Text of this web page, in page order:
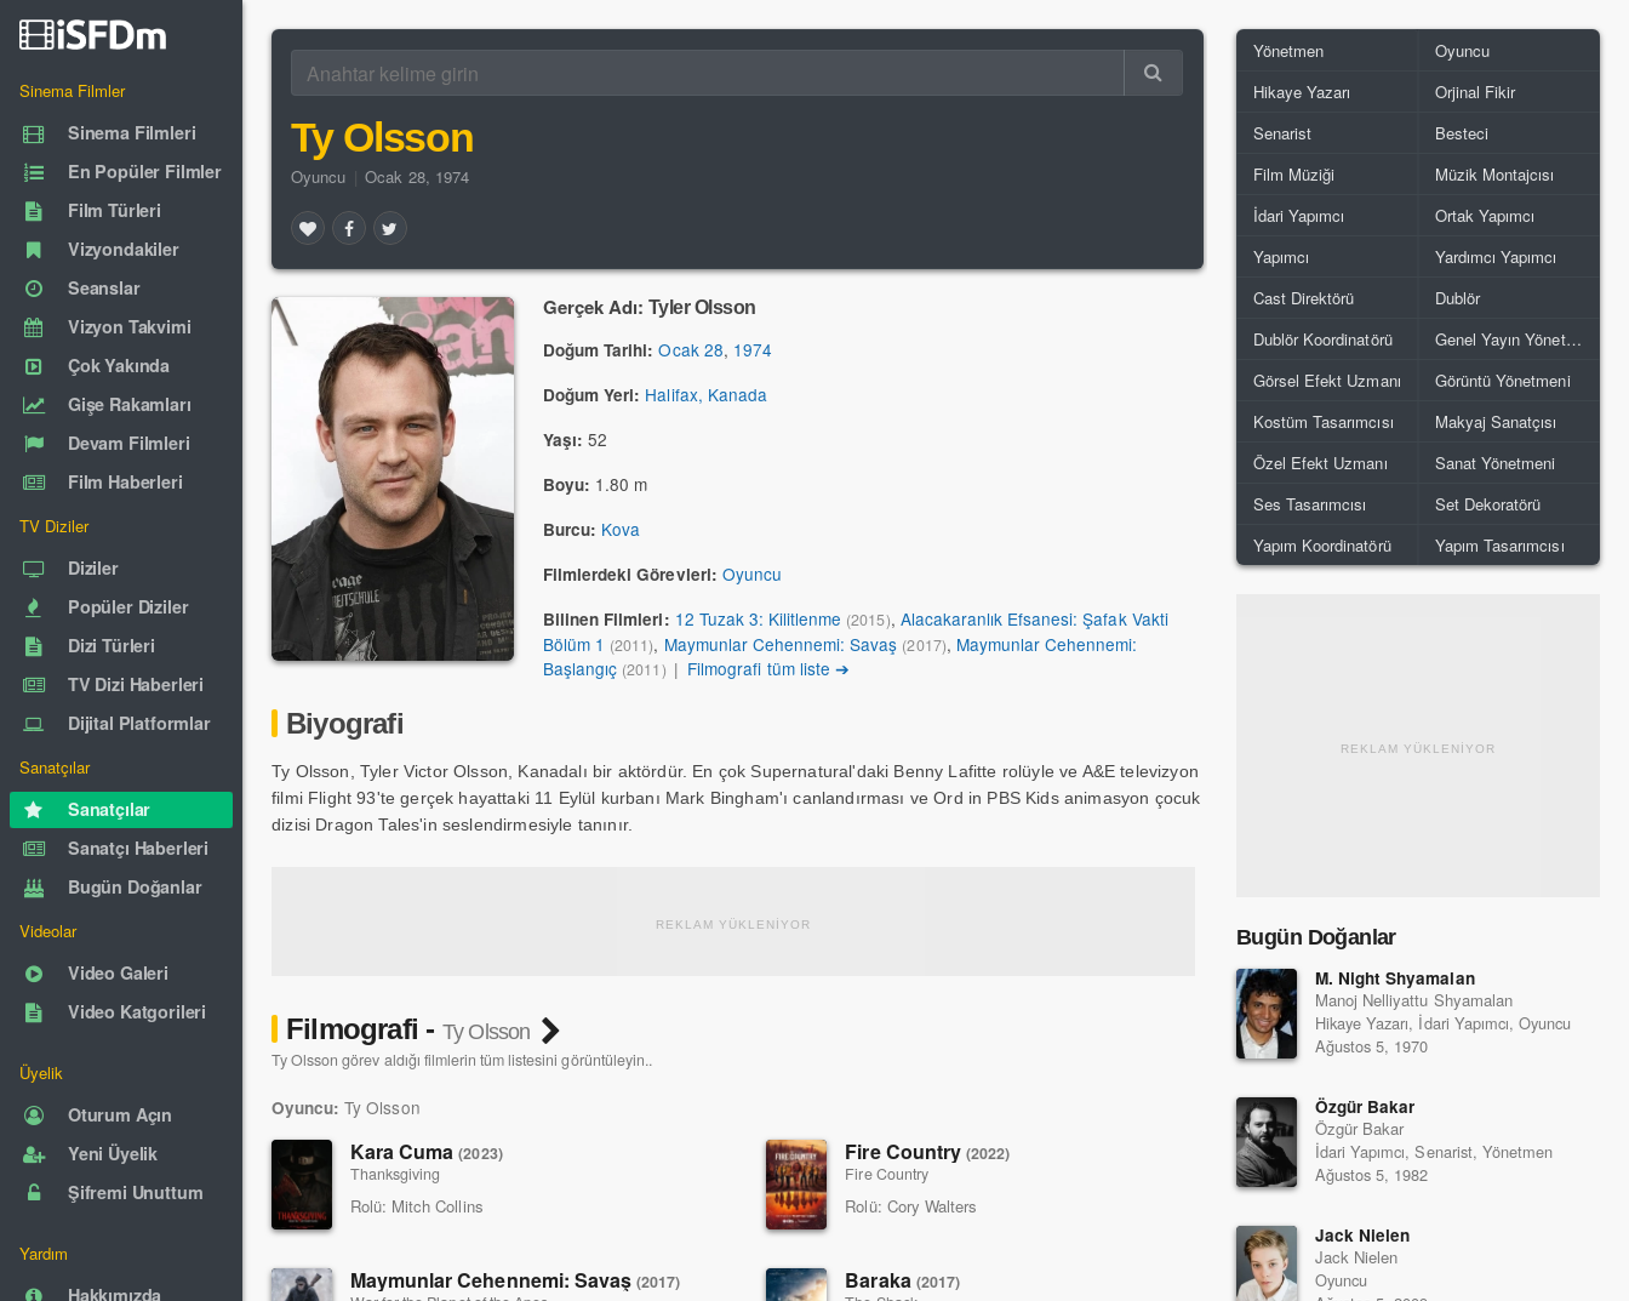
Sinema Filmler
Sinema Filmleri
En Popüler Filmler
Film Türleri
Vizyondakiler
Seanslar
Vizyon Takvimi
Çok Yakında
Gişe Rakamları
Devam Filmleri
Film Haberleri
TV Diziler
Diziler
Popüler Diziler
Dizi Türleri
TV Dizi Haberleri
Dijital Platformlar
Sanatçılar
Sanatçılar
Sanatçı Haberleri
Bugün Doğanlar
Videolar
Video Galeri
Video Katgorileri
Üyelik
Oturum Açın
Yeni Üyelik
Şifremi Unuttum
Yardım
Hakkımızda
Ty Olsson
Oyuncu Ocak 28, 1974
Gerçek Adı: Tyler Olsson
Doğum Tarihi: Ocak 28, 1974
Doğum Yeri: Halifax, Kanada
Yaşı: 52
Boyu: 1.80 m
Burcu: Kova
Filmlerdeki Görevleri: Oyuncu
Bilinen Filmleri: 12 Tuzak 3: Kilitlenme (2015), Alacakaranlık Efsanesi: Şafak Vakti
Bölüm 1 (2011), Maymunlar Cehennemi: Savaş (2017), Maymunlar Cehennemi:
Başlangıç (2011) | Filmografi tüm liste ➔
Biyografi
Ty Olsson, Tyler Victor Olsson, Kanadalı bir aktördür. En çok Supernatural'daki Benny Lafitte rolüyle ve A&E televizyon
filmi Flight 93'te gerçek hayattaki 11 Eylül kurbanı Mark Bingham'ı canlandırması ve Ord in PBS Kids animasyon çocuk
dizisi Dragon Tales'in seslendirmesiyle tanınır.
REKLAM YÜKLENİYOR
Filmografi - Ty Olsson
Ty Olsson görev aldığı filmlerin tüm listesini görüntüleyin..
Oyuncu: Ty Olsson
Kara Cuma(2023)
Thanksgiving
Rolü: Mitch Collins
Fire Country (2022)
Fire Country
Rolü: Cory Walters
Maymunlar Cehennemi: Savaş(2017)
Baraka (2017)
Yönetmen
Oyuncu
Hikaye Yazarı
Orjinal Fikir
Senarist
Besteci
Film Müziği
Müzik Montajcısı
İdari Yapımcı
Ortak Yapımcı
Yapımcı
Yardımcı Yapımcı
Cast Direktörü
Dublör
Dublör Koordinatörü
Genel Yayın Yönetmeni
Görsel Efekt Uzmanı
Görüntü Yönetmeni
Kostüm Tasarımcısı
Makyaj Sanatçısı
Özel Efekt Uzmanı
Sanat Yönetmeni
Ses Tasarımcısı
Set Dekoratörü
Yapım Koordinatörü
Yapım Tasarımcısı
REKLAM YÜKLENİYOR
Bugün Doğanlar
M. Night Shyamalan
Manoj Nelliyattu Shyamalan
Hikaye Yazarı, İdari Yapımcı, Oyuncu
Ağustos 5, 1970
Özgür Bakar
Özgür Bakar
İdari Yapımcı, Senarist, Yönetmen
Ağustos 5, 1982
Jack Nielen
Jack Nielen
Oyuncu